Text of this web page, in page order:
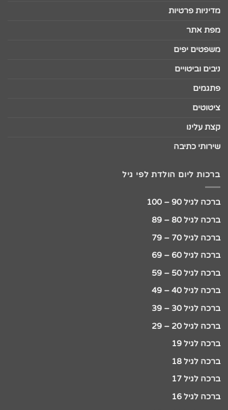
מדיניות פרטיות
מפת אתר
משפטים יפים
ניבים וביטויים
פתגמים
ציטוטים
קצת עלינו
שירותי כתיבה
ברכות ליום הולדת לפי גיל
ברכה לגיל 90 – 100
ברכה לגיל 80 – 89
ברכה לגיל 70 – 79
ברכה לגיל 60 – 69
ברכה לגיל 50 – 59
ברכה לגיל 40 – 49
ברכה לגיל 30 – 39
ברכה לגיל 20 – 29
ברכה לגיל 19
ברכה לגיל 18
ברכה לגיל 17
ברכה לגיל 16